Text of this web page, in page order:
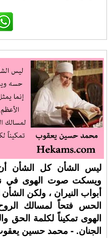
ليس الشأن كل الشأن
ويسكت صوت الهوى في
أبواب النيران ، ولكن
الحس فتحاً لمسالك
الهوى تمكيناً لكلمة الحق
الجنان. - محمد حسين